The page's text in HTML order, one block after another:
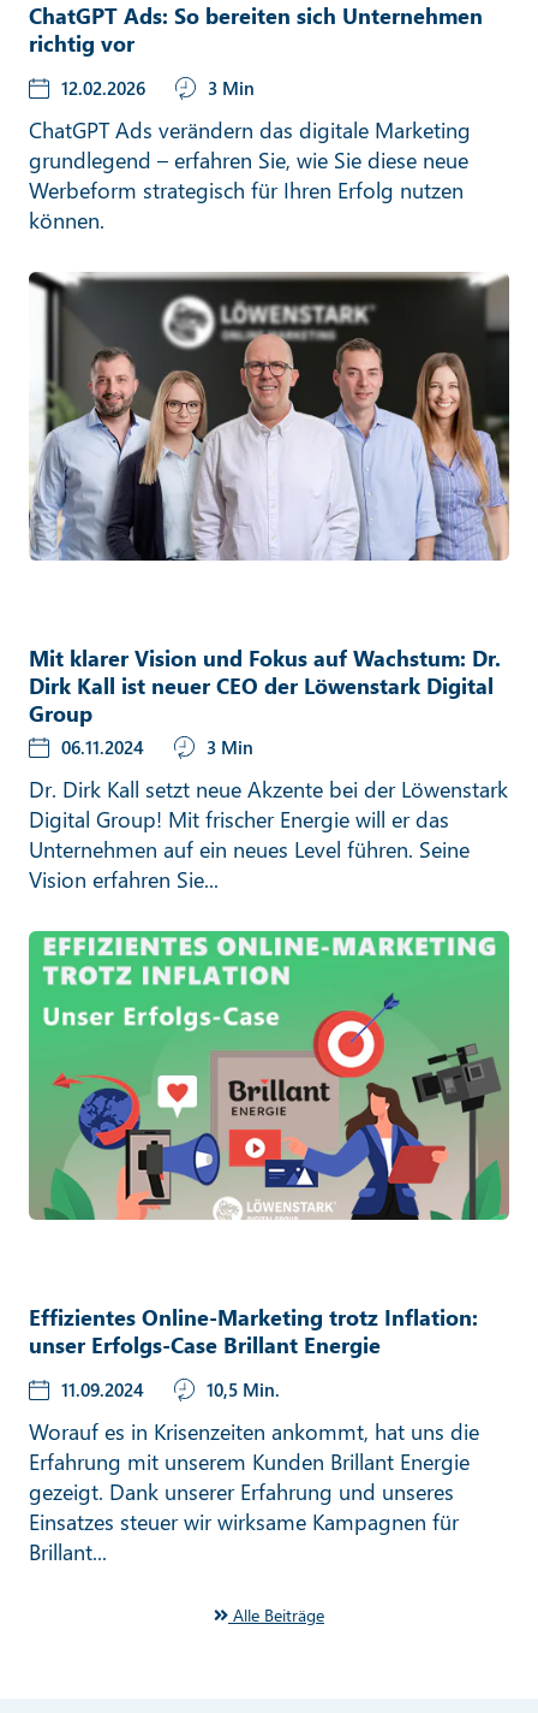
ChatGPT Ads: So bereiten sich Unternehmen
richtig vor
12.02.2026 3 Min
ChatGPT Ads verändern das digitale Marketing
grundlegend – erfahren Sie, wie Sie diese neue
Werbeform strategisch für Ihren Erfolg nutzen
können.
Mit klarer Vision und Fokus auf Wachstum: Dr.
Dirk Kall ist neuer CEO der Löwenstark Digital
Group
06.11.2024 3 Min
Dr. Dirk Kall setzt neue Akzente bei der Löwenstark
Digital Group! Mit frischer Energie will er das
Unternehmen auf ein neues Level führen. Seine
Vision erfahren Sie...
Effizientes Online-Marketing trotz Inflation:
unser Erfolgs-Case Brillant Energie
11.09.2024 10,5 Min.
Worauf es in Krisenzeiten ankommt, hat uns die
Erfahrung mit unserem Kunden Brillant Energie
gezeigt. Dank unserer Erfahrung und unseres
Einsatzes steuer wir wirksame Kampagnen für
Brillant...
Alle Beiträge